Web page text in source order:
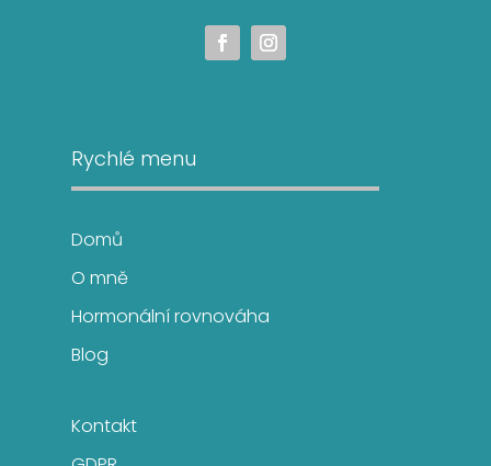
Rychlé menu
Domů
O mně
Hormonální rovnováha
Blog
Kontakt